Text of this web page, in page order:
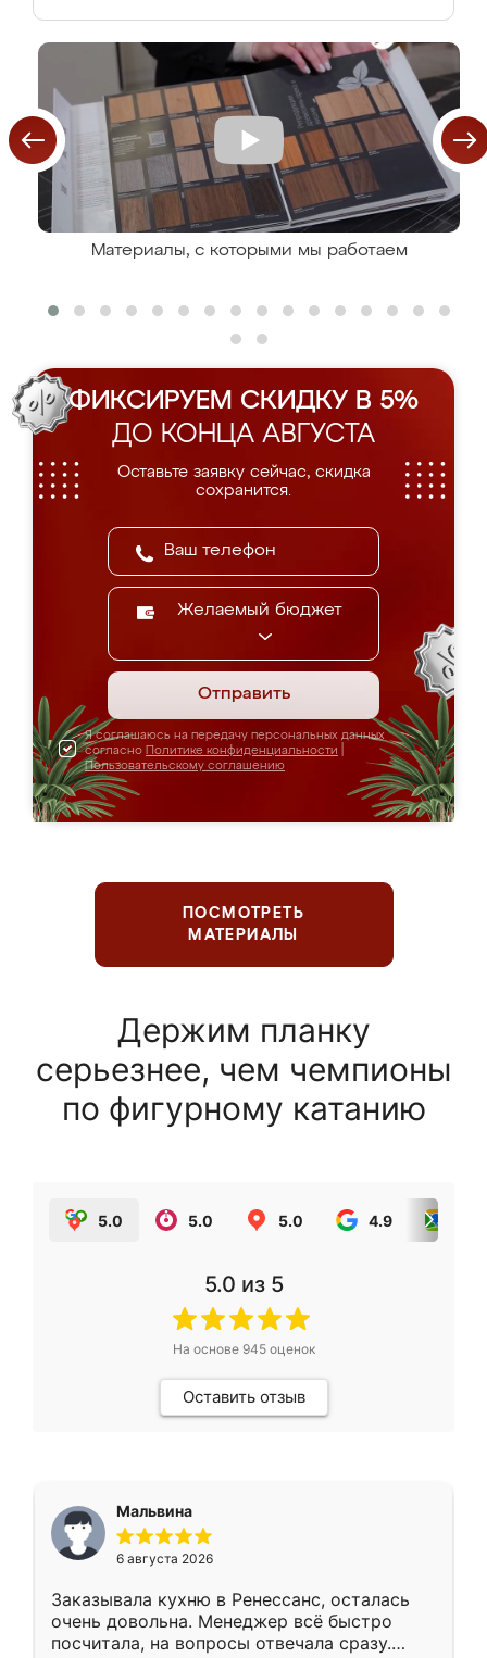
Материалы, с которыми мы работаем
ФИКСИРУЕМ СКИДКУ В 5%
ДО КОНЦА АВГУСТА
Оставьте заявку сейчас, скидка
сохранится.
Желаемый бюджет
Отправить
Я соглашаюсь на передачу персональных данных
согласно Политике конфиденциальности
Пользовательскому соглашению
ПОСМОТРЕТЬ
МАТЕРИАЛЫ
Держим планку
серьезнее, чем чемпионы
по фигурному катанию
5.0 5.0 5.0 4.9
5.0 из 5
На основе 945оценок
Оставить отзыв
Мальвина
6 августа 2026
Заказывала кухню в Ренессанс, осталась
очень довольна. Менеджер всё быстро
посчитала, на вопросы отвечала сразу.